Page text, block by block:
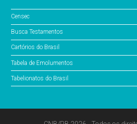
Censec
Busca Testamentos
Cartórios do Brasil
Tabela de Emolumentos
Tabelionatos do Brasil